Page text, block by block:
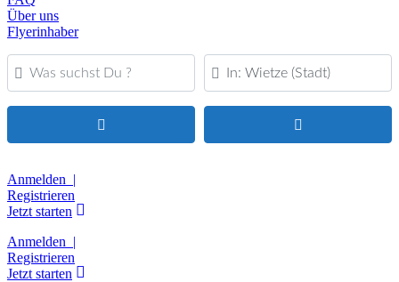
Über uns
Flyerinhaber
Was suchst Du ?
PLZ oder Ort
Anmelden |
Registrieren
Jetzt starten
Anmelden |
Registrieren
Jetzt starten